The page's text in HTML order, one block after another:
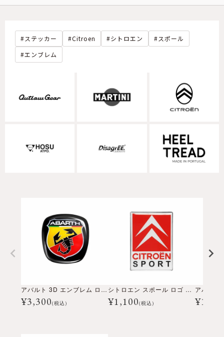
ステッカー Citroen シトロエン
スポール
エンブレム
アバルト 3D エンブレム ロゴ ステッカー
¥3,300(税込)
シトロエン スポール ロゴ 3D ステッカー
¥1,100(税込) ¥